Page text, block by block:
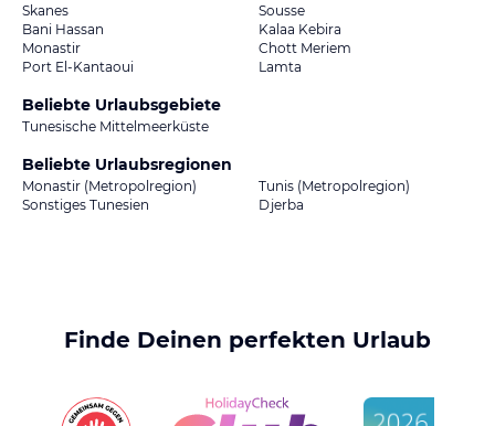
Skanes
Sousse
Bani Hassan
Kalaa Kebira
Monastir
Chott Meriem
Port El-Kantaoui
Lamta
Beliebte Urlaubsgebiete
Tunesische Mittelmeerküste
Beliebte Urlaubsregionen
Monastir (Metropolregion)
Tunis (Metropolregion)
Sonstiges Tunesien
Djerba
Finde Deinen perfekten Urlaub